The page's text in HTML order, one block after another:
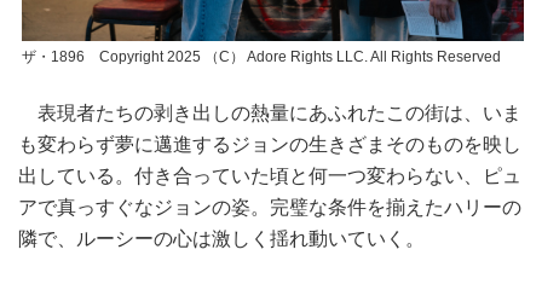
ザ・1896 Copyright 2025 （C） Adore Rights LLC. All Rights Reserved
表現者たちの剥き出しの熱量にあふれたこの街は、いま
も変わらず夢に邁進するジョンの生きざまそのものを映し
出している。付き合っていた頃と何一つ変わらない、ピュ
アで真っすぐなジョンの姿。完璧な条件を揃えたハリーの
隣で、ルーシーの心は激しく揺れ動いていく。